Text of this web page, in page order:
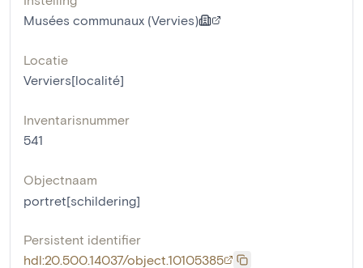
Musées communaux (Vervies)
Locatie
Verviers[localité]
Inventarisnummer
541
Objectnaam
portret[schildering]
Persistent identifier
hdl:20.500.14037/object.10105385